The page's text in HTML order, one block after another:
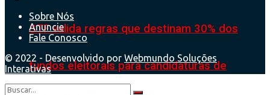
STF valida regras que destinam 30% dos
fundos eleitorais para candidaturas de
Sobre Nós
Anuncie
Fale Conosco
© 2022 - Desenvolvido por Webmundo Soluções
Interativas